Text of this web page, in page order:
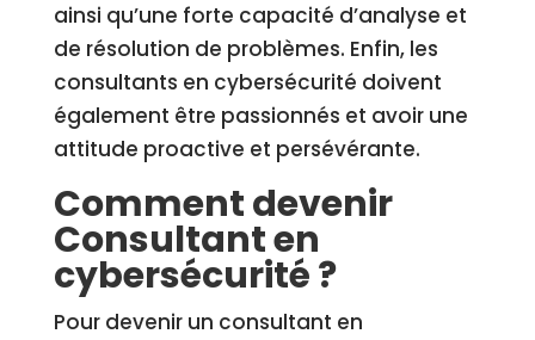
ainsi qu’une forte capacité d’analyse et
de résolution de problèmes. Enfin, les
consultants en cybersécurité doivent
également être passionnés et avoir une
attitude proactive et persévérante.
Comment devenir
Consultant en
cybersécurité ?
Pour devenir un consultant en